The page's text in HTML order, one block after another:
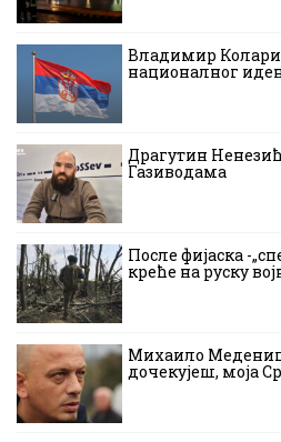
Владимир
националног
Драгутин
Газиводама
После фијаска -
креће на руску
Михаило
дочекујеш, моја